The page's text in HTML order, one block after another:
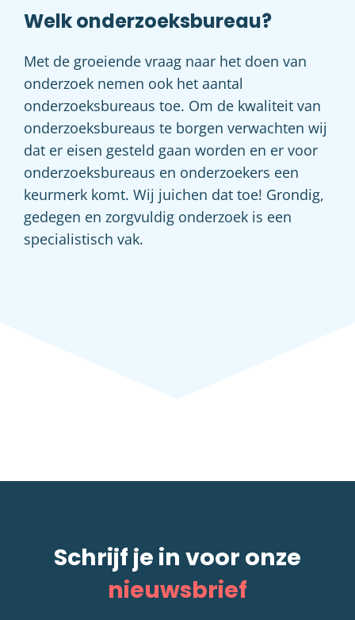
Welk onderzoeksbureau?
Met de groeiende vraag naar het doen van
onderzoek nemen ook het aantal
onderzoeksbureaus toe. Om de kwaliteit van
onderzoeksbureaus te borgen verwachten wij
dat er eisen gesteld gaan worden en er voor
onderzoeksbureaus en onderzoekers een
keurmerk komt. Wij juichen dat toe! Grondig,
gedegen en zorgvuldig onderzoek is een
specialistisch vak.
Schrijf je in voor onze
nieuwsbrief